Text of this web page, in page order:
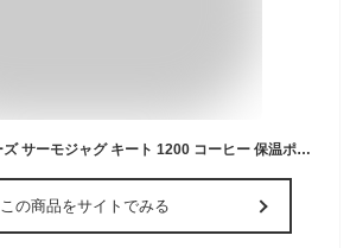
【国内正規品】 リバーズ サーモジャグ キート 1200 コーヒー 保温ポット ステンレス製魔法瓶 RIVERS THERMO JUG KEAT 1200 JG001BL
この商品をサイトでみる